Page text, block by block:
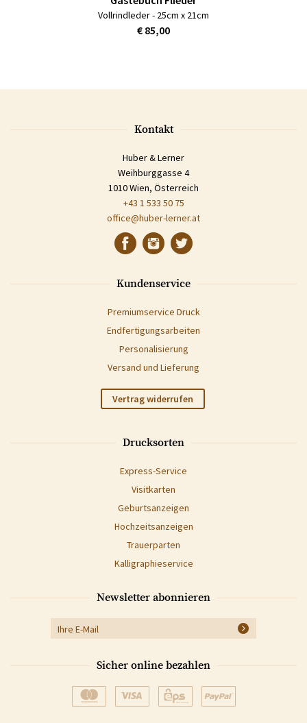
Vollrindleder - 25cm x 21cm
€ 85,00
Kontakt
Huber & Lerner
Weihburggasse 4
1010 Wien, Österreich
+43 1 533 50 75
office@huber-lerner.at
Kundenservice
Premiumservice Druck
Endfertigungsarbeiten
Personalisierung
Versand und Lieferung
Vertrag widerrufen
Drucksorten
Express-Service
Visitkarten
Geburtsanzeigen
Hochzeitsanzeigen
Trauerparten
Kalligraphieservice
Newsletter abonnieren
Sicher online bezahlen